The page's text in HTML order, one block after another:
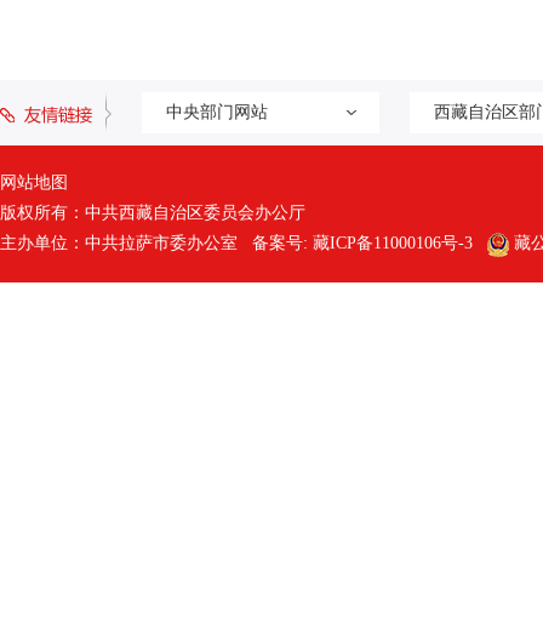
中央部门网站 西藏自治区部
网站地图
版权所有：中共西藏自治区委员会办公厅
主办单位：中共拉萨市委办公室 备案号: 藏ICP备11000106号-3 藏